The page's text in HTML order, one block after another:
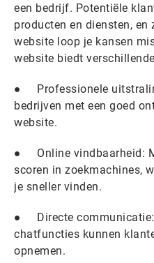
een bedrijf. Potentiële
producten en diensten,
website loop je kansen
website biedt
● Professionele
bedrijven met een goed
website.
● Online vindbaarheid:
scoren in zoekmachines,
je sneller vinden.
● Directe communicatie:
chatfuncties kunnen
opnemen.